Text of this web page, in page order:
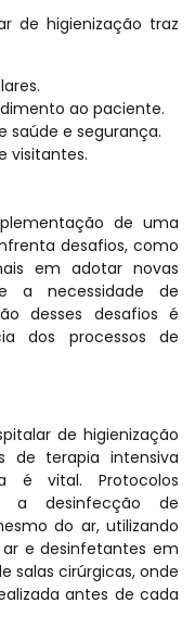
de higienização traz
ao paciente.
saúde e segurança.
visitantes.
de uma
desafios, como
em adotar novas
a necessidade de
desses desafios é
dos processos de
de higienização
de terapia intensiva
é vital. Protocolos
a desinfecção de
do ar, utilizando
e desinfetantes em
salas cirúrgicas, onde
antes de cada